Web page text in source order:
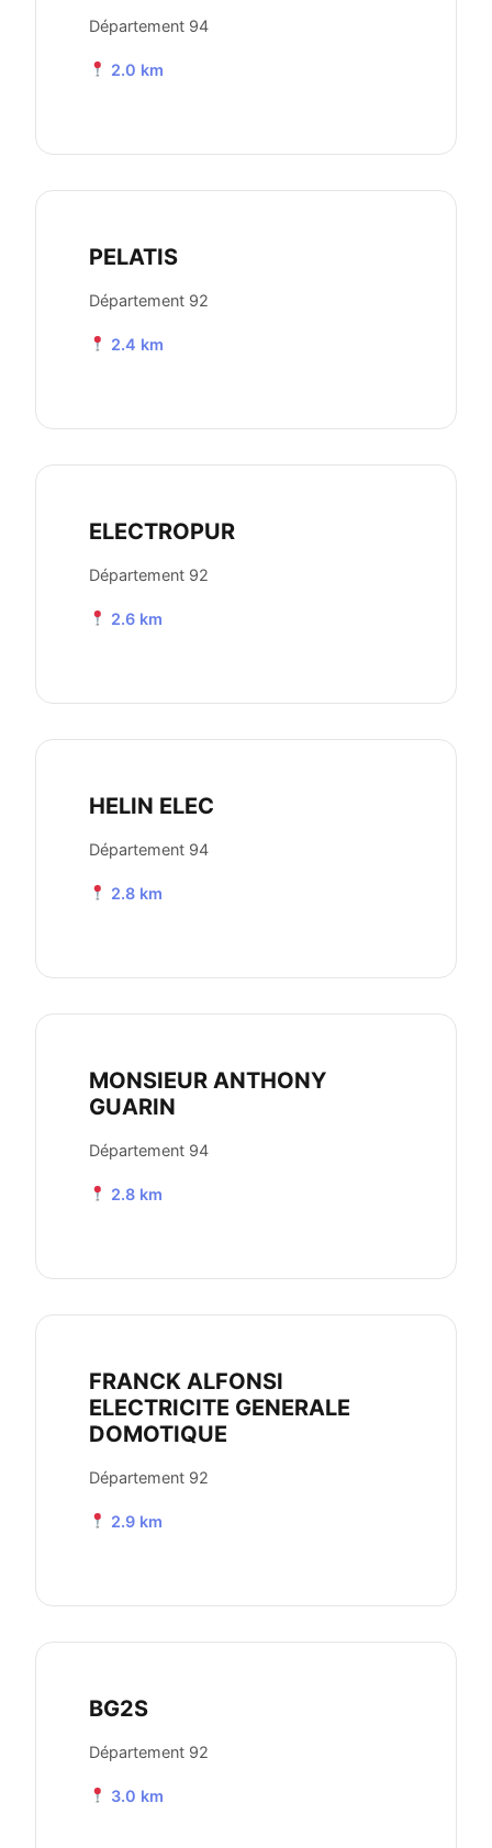
Département 94
2.0 km
PELATIS
Département 92
2.4 km
ELECTROPUR
Département 92
2.6 km
HELIN ELEC
Département 94
2.8 km
MONSIEUR ANTHONY
GUARIN
Département 94
2.8 km
FRANCK ALFONSI
ELECTRICITE GENERALE
DOMOTIQUE
Département 92
2.9 km
BG2S
Département 92
3.0 km